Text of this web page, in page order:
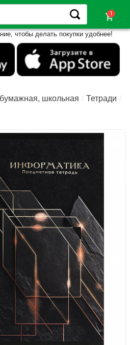
shopping_cart
чтобы делать покупки удобнее!
школьная
Тетради